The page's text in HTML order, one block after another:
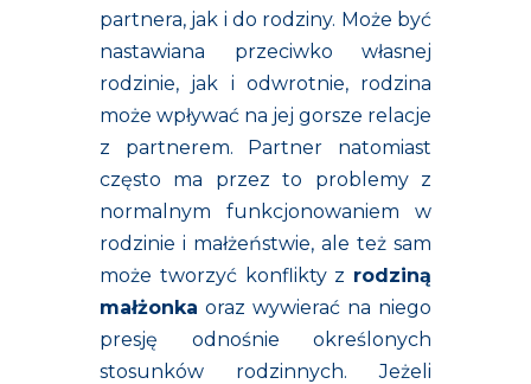
partnera, jak i do rodziny. Może być
nastawiana przeciwko własnej
rodzinie, jak i odwrotnie, rodzina
może wpływać na jej gorsze relacje
z partnerem. Partner natomiast
często ma przez to problemy z
normalnym funkcjonowaniem w
rodzinie i małżeństwie, ale też sam
może tworzyć konflikty z rodziną
małżonka oraz wywierać na niego
presję odnośnie określonych
stosunków rodzinnych. Jeżeli